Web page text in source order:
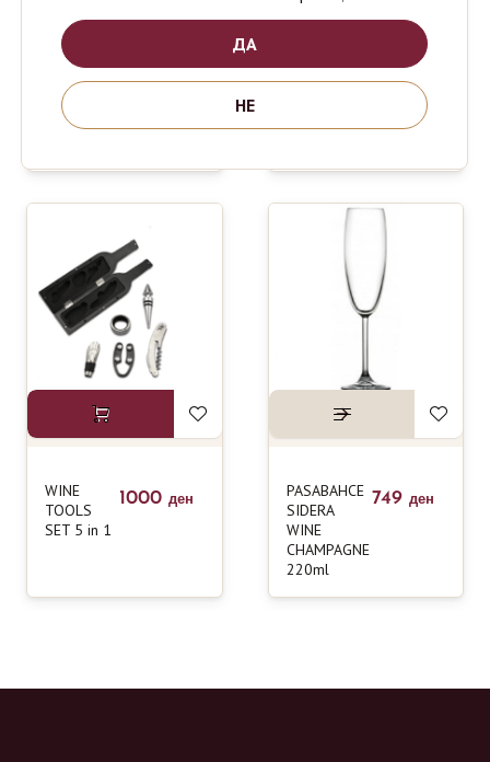
PASABAHCE
ELYSIA
COCTAIL
PASABAHCE
365ml
ден
WINE
TOOLS
SET 5 in 1
1000 ден
PASABAHCE
SIDERA
WINE
CHAMPAGNE
220ml
749 ден
ДА
НЕ